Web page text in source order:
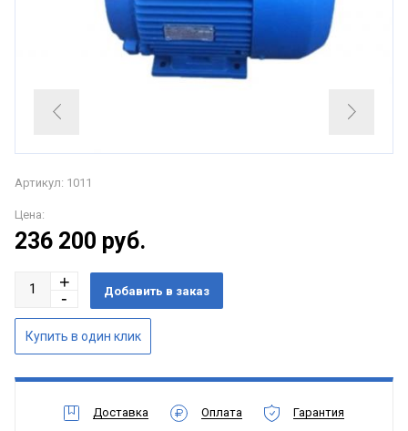
Артикул: 1011
Цена:
236 200 руб.
Доставка Оплата Гарантия